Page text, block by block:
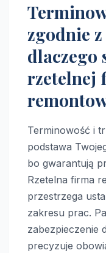
zgodnie
dlaczego
rzetelnej
Terminowość i
podstawa
bo gwarantują
Rzetelna firma
przestrzega
zakresu prac.
zabezpieczenie
precyzuje